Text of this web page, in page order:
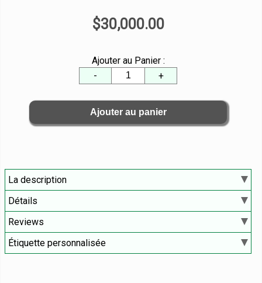
$30,000.00
Ajouter au Panier :
-
+
La description
Détails
Reviews
Étiquette personnalisée